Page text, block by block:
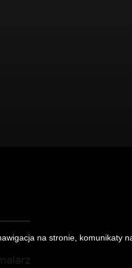
na stronie, komunikaty